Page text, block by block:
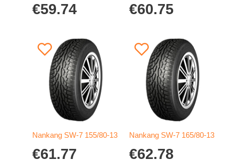
€59.74 €60.75
Nankang SW-7 155/80-13
€61.77
Nankang SW-7 165/80-13
€62.78